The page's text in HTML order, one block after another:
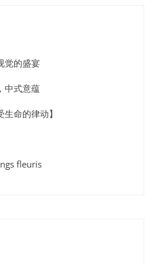
觉的盛宴
中式意蕴
生命的律动】
fleuris